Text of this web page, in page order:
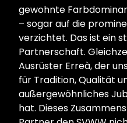
gewohnte
– sogar auf die
verzichtet. Das ist ein
Partnerschaft.
Ausrüster Erreà, der
für Tradition, Qualität
außergewöhnliches
hat. Dieses